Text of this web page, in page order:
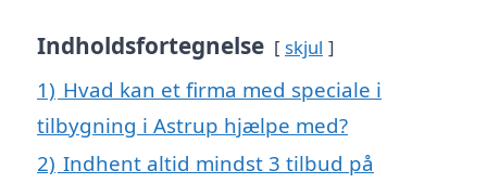
Indholdsfortegnelse skjul
1) Hvad kan et firma med speciale i
tilbygning i Astrup hjælpe med?
2) Indhent altid mindst 3 tilbud på